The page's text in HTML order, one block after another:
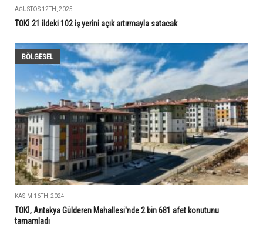
AĞUSTOS 12TH, 2025
TOKİ 21 ildeki 102 iş yerini açık artırmayla satacak
BÖLGESEL
KASIM 16TH, 2024
TOKİ, Antakya Gülderen Mahallesi'nde 2 bin 681 afet konutunu
tamamladı